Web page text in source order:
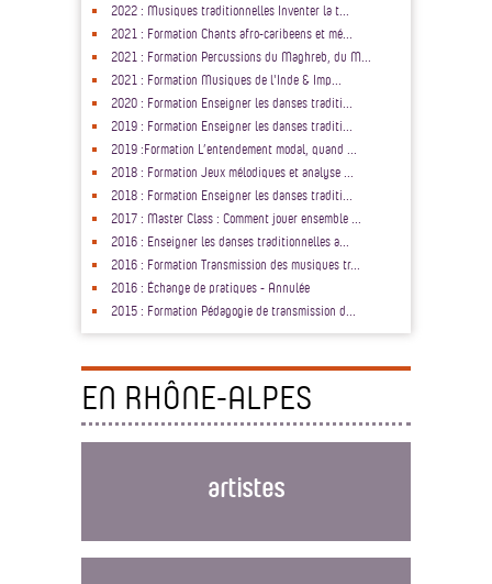
2022 : Musiques traditionnelles Inventer la t...
2021 : Formation Chants afro-caribeens et mé...
2021 : Formation Percussions du Maghreb, du M...
2021 : Formation Musiques de l'Inde & Imp...
2020 : Formation Enseigner les danses traditi...
2019 : Formation Enseigner les danses traditi...
2019 :Formation L’entendement modal, quand ...
2018 : Formation Jeux mélodiques et analyse ...
2018 : Formation Enseigner les danses traditi...
2017 : Master Class : Comment jouer ensemble ...
2016 : Enseigner les danses traditionnelles a...
2016 : Formation Transmission des musiques tr...
2016 : Échange de pratiques - Annulée
2015 : Formation Pédagogie de transmission d...
EN RHÔNE-ALPES
artistes